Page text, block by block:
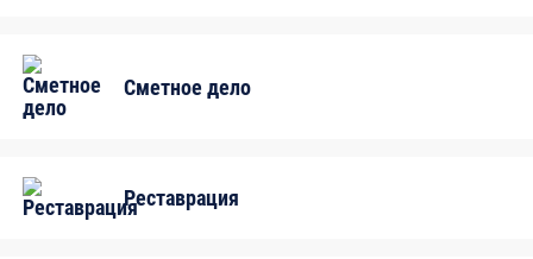
Сметное дело
Реставрация
Машинистов бетононасосной установки
Машинистов копра